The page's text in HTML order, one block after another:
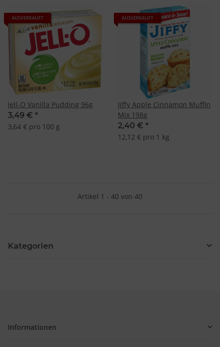
AUSVERKAUFT
Jell-O Vanilla Pudding 96g
3,49 € *
3,64 € pro 100 g
AUSVERKAUFT
Jiffy Apple Cinnamon Muffin
Mix 198g
2,40 € *
12,12 € pro 1 kg
Artikel 1 - 40 von 40
Kategorien
Informationen